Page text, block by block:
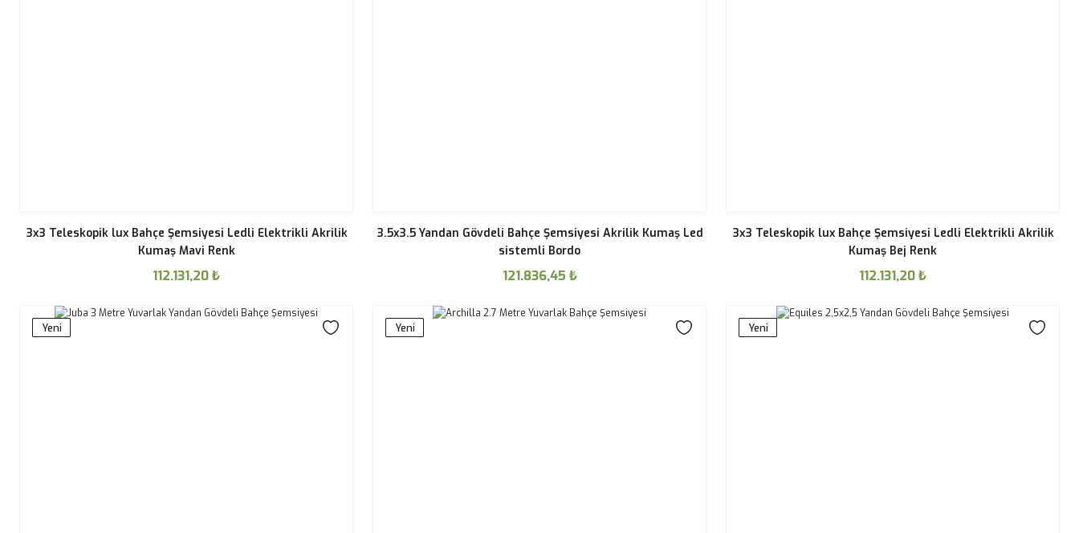
3x3 Teleskopik lux Bahçe Şemsiyesi Ledli Elektrikli Akrilik
Kumaş Mavi Renk
112.131,20₺
3.5x3.5 Yandan Gövdeli Bahçe Şemsiyesi Akrilik Kumaş Led
sistemli Bordo
121.836,45 ₺
3x3 Teleskopik lux Bahçe Şemsiyesi Ledli Elektrikli Akrilik
Kumaş Bej Renk
112.131,20₺
Yeni Yeni Yeni